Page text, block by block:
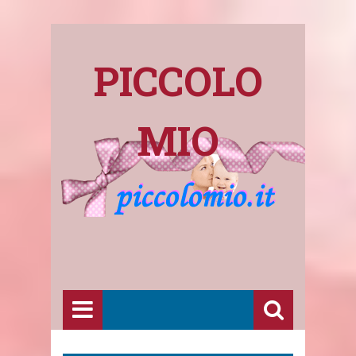
PICCOLO
MIO